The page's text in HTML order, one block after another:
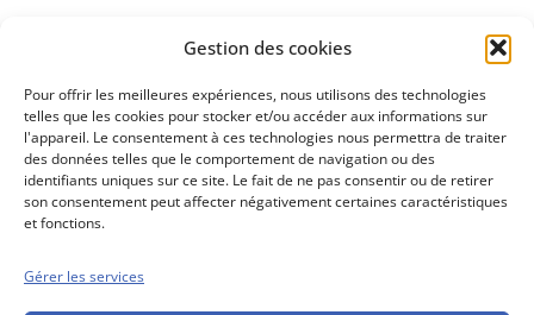
Gestion des cookies
Pour offrir les meilleures expériences, nous utilisons des technologies
telles que les cookies pour stocker et/ou accéder aux informations sur
l'appareil. Le consentement à ces technologies nous permettra de traiter
des données telles que le comportement de navigation ou des
identifiants uniques sur ce site. Le fait de ne pas consentir ou de retirer
son consentement peut affecter négativement certaines caractéristiques
et fonctions.
Gérer les services
capitaux en proposant des actions aux investisseurs ou
Conseils boursiers depuis 1952